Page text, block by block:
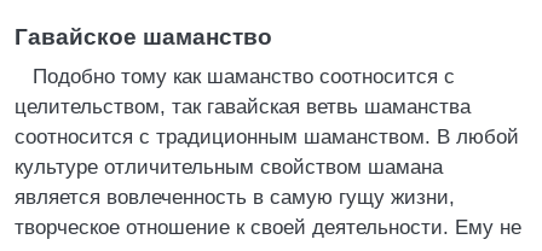
Гавайское шаманство
Подобно тому как шаманство соотносится с
целительством, так гавайская ветвь шаманства
соотносится с традиционным шаманством. В любой
культуре отличительным свойством шамана
является вовлеченность в самую гущу жизни,
творческое отношение к своей деятельности. Ему не